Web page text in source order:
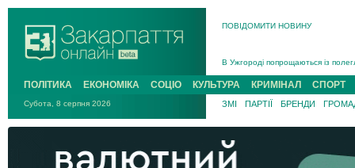
ПОВІДОМИТИ НОВИНУ
В Ужгороді попрощаються із
В Ужгороді 5 серпня
Підтвердили загибель
На війні з рф поліг військовий з
На Хустщині внаслідок ДТП за
Інструктора районного ТЦК на
ПОЛІТИКА ЕКОНОМІКА СОЦІО КУЛЬТУРА КРИМІНАЛ СПОРТ
Субота, 8 серпня 2026 ЗМІ ПАРТІЇ БРЕНДИ